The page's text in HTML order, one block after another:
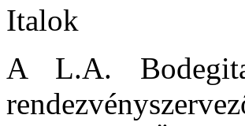
A L.A.